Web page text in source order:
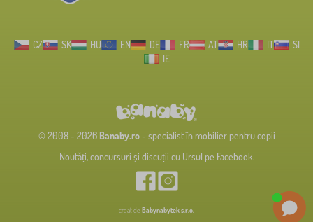
CZ SK HU EN DE FR AT HR IT
SI
IE
© 2008 - 2026 Banaby.ro- specialist în mobilier pentru copii
Noutăți, concursuri și discuții cu Ursul pe Facebook.
creat de Babynabytek s.r.o.